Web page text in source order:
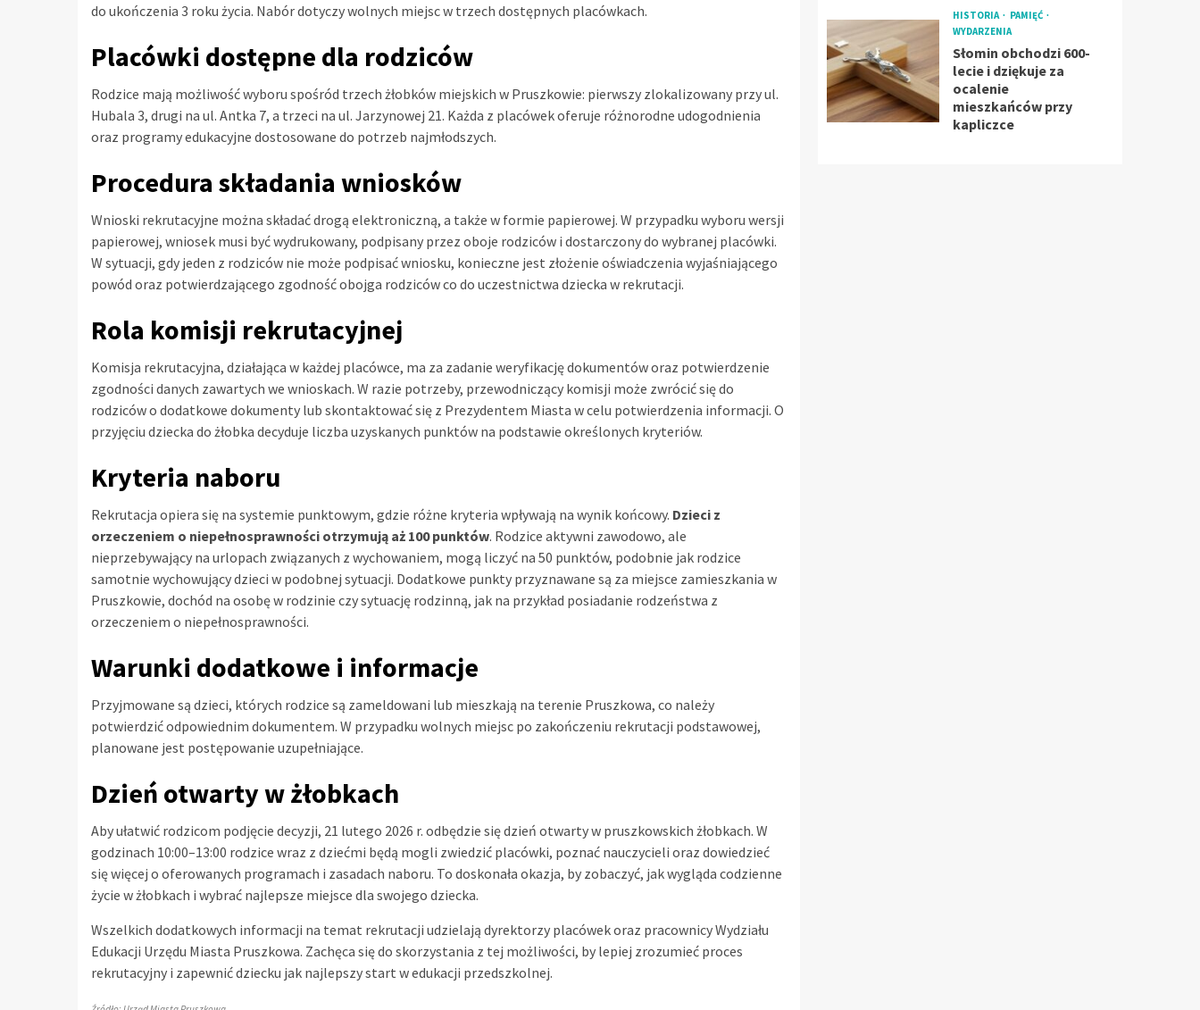
do ukończenia 3 roku życia. Nabór dotyczy wolnych miejsc w trzech dostępnych placówkach.
Placówki dostępne dla rodziców
Rodzice mają możliwość wyboru spośród trzech żłobków miejskich w Pruszkowie: pierwszy zlokalizowany przy ul.
Hubala 3, drugi na ul. Antka 7, a trzeci na ul. Jarzynowej 21. Każda z placówek oferuje różnorodne udogodnienia
oraz programy edukacyjne dostosowane do potrzeb najmłodszych.
Procedura składania wniosków
Wnioski rekrutacyjne można składać drogą elektroniczną, a także w formie papierowej. W przypadku wyboru wersji
papierowej, wniosek musi być wydrukowany, podpisany przez oboje rodziców i dostarczony do wybranej placówki.
W sytuacji, gdy jeden z rodziców nie może podpisać wniosku, konieczne jest złożenie oświadczenia wyjaśniającego
powód oraz potwierdzającego zgodność obojga rodziców co do uczestnictwa dziecka w rekrutacji.
Rola komisji rekrutacyjnej
Komisja rekrutacyjna, działająca w każdej placówce, ma za zadanie weryfikację dokumentów oraz potwierdzenie
zgodności danych zawartych we wnioskach. W razie potrzeby, przewodniczący komisji może zwrócić się do
rodziców o dodatkowe dokumenty lub skontaktować się z Prezydentem Miasta w celu potwierdzenia informacji. O
przyjęciu dziecka do żłobka decyduje liczba uzyskanych punktów na podstawie określonych kryteriów.
Kryteria naboru
Rekrutacja opiera się na systemie punktowym, gdzie różne kryteria wpływają na wynik końcowy. Dzieci z
orzeczeniem o niepełnosprawności otrzymują aż 100 punktów. Rodzice aktywni zawodowo, ale
nieprzebywający na urlopach związanych z wychowaniem, mogą liczyć na 50 punktów, podobnie jak rodzice
samotnie wychowujący dzieci w podobnej sytuacji. Dodatkowe punkty przyznawane są za miejsce zamieszkania w
Pruszkowie, dochód na osobę w rodzinie czy sytuację rodzinną, jak na przykład posiadanie rodzeństwa z
orzeczeniem o niepełnosprawności.
Warunki dodatkowe i informacje
Przyjmowane są dzieci, których rodzice są zameldowani lub mieszkają na terenie Pruszkowa, co należy
potwierdzić odpowiednim dokumentem. W przypadku wolnych miejsc po zakończeniu rekrutacji podstawowej,
planowane jest postępowanie uzupełniające.
Dzień otwarty w żłobkach
Aby ułatwić rodzicom podjęcie decyzji, 21 lutego 2026 r. odbędzie się dzień otwarty w pruszkowskich żłobkach. W
godzinach 10:00–13:00 rodzice wraz z dziećmi będą mogli zwiedzić placówki, poznać nauczycieli oraz dowiedzieć
się więcej o oferowanych programach i zasadach naboru. To doskonała okazja, by zobaczyć, jak wygląda codzienne
życie w żłobkach i wybrać najlepsze miejsce dla swojego dziecka.
Wszelkich dodatkowych informacji na temat rekrutacji udzielają dyrektorzy placówek oraz pracownicy Wydziału
Edukacji Urzędu Miasta Pruszkowa. Zachęca się do skorzystania z tej możliwości, by lepiej zrozumieć proces
rekrutacyjny i zapewnić dziecku jak najlepszy start w edukacji przedszkolnej.
HISTORIA
PAMIĘĆ
WYDARZENIA
Słomin obchodzi 600-
lecie i dziękuje za
ocalenie
mieszkańców przy
kapliczce